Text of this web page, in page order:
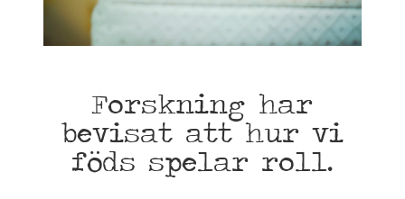
Forskning har
bevisat att hur vi
föds spelar roll.